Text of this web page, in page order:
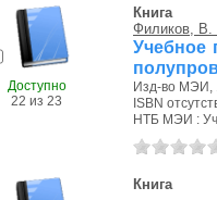
Доступно
22 из 23
Книга
Филиков, В.
Учебное
Изд-во МЭИ,
ISBN
НТБ МЭИ :
Книга